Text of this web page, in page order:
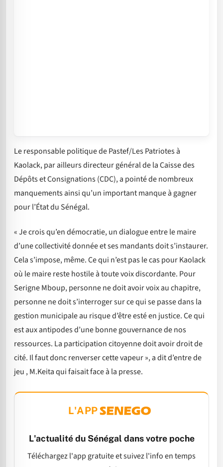
Le responsable politique de Pastef/Les Patriotes à
Kaolack, par ailleurs directeur général de la Caisse des
Dépôts et Consignations (CDC), a pointé de nombreux
manquements ainsi qu’un important manque à gagner
pour l’État du Sénégal.
« Je crois qu’en démocratie, un dialogue entre le maire
d’une collectivité donnée et ses mandants doit s’instaurer.
Cela s’impose, même. Ce qui n’est pas le cas pour Kaolack
où le maire reste hostile à toute voix discordante. Pour
Serigne Mboup, personne ne doit avoir voix au chapitre,
personne ne doit s’interroger sur ce qui se passe dans la
gestion municipale au risque d’être esté en justice. Ce qui
est aux antipodes d’une bonne gouvernance de nos
ressources. La participation citoyenne doit avoir droit de
cité. Il faut donc renverser cette vapeur », a dit d’entre de
jeu , M.Keita qui faisait face à la presse.
L'APP
L'actualité du Sénégal dans votre poche
Téléchargez l'app gratuite et suivez l'info en temps